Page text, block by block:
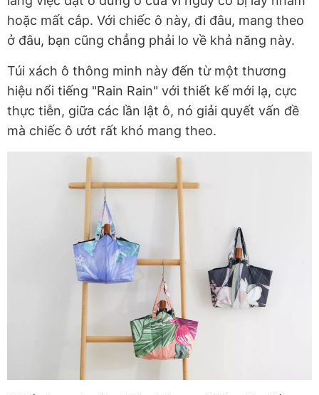
hoặc mất cắp. Với chiếc ô này, đi đâu, mang theo
ở đâu, bạn cũng chẳng phải lo về khả năng này.
Túi xách ô thông minh này đến từ một thương
hiệu nổi tiếng "Rain Rain" với thiết kế mới lạ, cực
thực tiễn, giữa các lần lật ô, nó giải quyết vấn đề
mà chiếc ô ướt rất khó mang theo.